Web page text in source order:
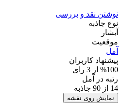
نوشتن نقد و بررسی
نوع جاذبه
آبشار
موقعیت
آمل
پیشنهاد کاربران
%100 از 3 رای
رتبه در آمل
14 از 90 جاذبه
نمایش روی نقشه